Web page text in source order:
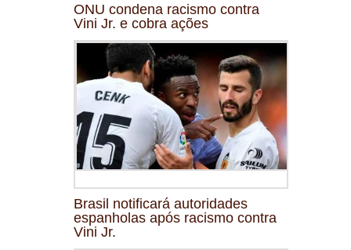
ONU condena racismo contra
Vini Jr. e cobra ações
Brasil notificará autoridades
espanholas após racismo contra
Vini Jr.